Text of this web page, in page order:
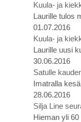
Kuula- ja
Laurille tulos
01.07.2016
Kuula- ja
Laurille uusi
30.06.2016
Satulle
Imatralla
28.06.2016
Silja Line
Hieman yli